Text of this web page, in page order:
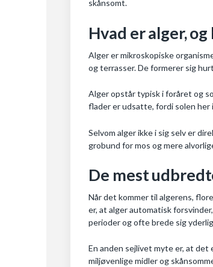
skånsomt.
Hvad er alger,
Alger er mikroskopiske
og terrasser. De formerer sig
Alger opstår typisk i foråret og
flader er udsatte, fordi solen
Selvom alger ikke i sig selv er
grobund for mos og mere
De mest
Når det kommer til algerens,
er, at alger automatisk
perioder og ofte brede sig
En anden sejlivet myte er, at
miljøvenlige midler og